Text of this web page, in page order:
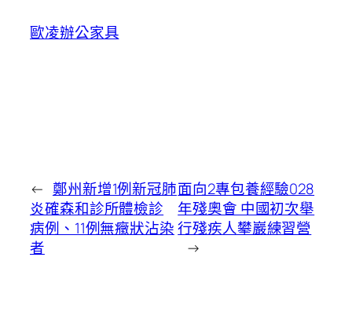
歐凌辦公家具
← 鄭州新增1例新冠肺
炎確森和診所體檢診
病例、11例無癥狀沾染
者
面向2專包養經驗028
年殘奧會 中國初次舉
行殘疾人攀巖練習營
→